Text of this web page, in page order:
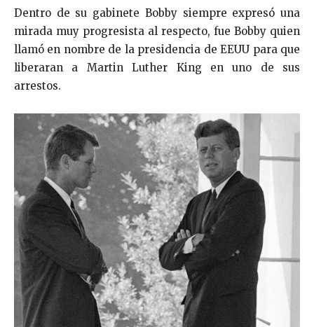
Dentro de su gabinete Bobby siempre expresó una
mirada muy progresista al respecto, fue Bobby quien
llamó en nombre de la presidencia de EEUU para que
liberaran a Martin Luther King en uno de sus
arrestos.